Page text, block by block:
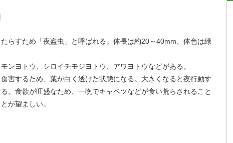
らすため「夜盗虫」と呼ばれる。体長は約20～40mm、体色は緑
ンヨトウ、シロイチモジヨトウ、アワヨトウなどがある。
害するため、葉が白く透けた状態になる。大きくなると夜行動す
。食欲が旺盛なため、一晩でキャベツなどが食い荒らされること
が望ましい。